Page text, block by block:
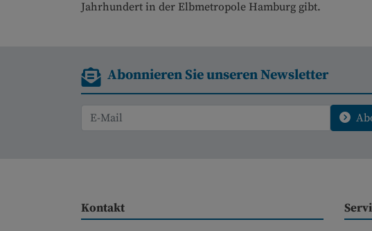
Jahrhundert in der Elbmetropole Hamburg gibt.
Abonnieren Sie unseren Newsletter
Kontakt